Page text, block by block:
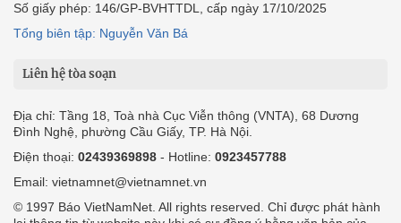
Số giấy phép: 146/GP-BVHTTDL, cấp ngày 17/10/2025
Tổng biên tập: Nguyễn Văn Bá
Liên hệ tòa soạn
Địa chỉ: Tầng 18, Toà nhà Cục Viễn thông (VNTA), 68 Dương
Đình Nghệ, phường Cầu Giấy, TP. Hà Nội.
Điện thoại: 02439369898 - Hotline: 0923457788
Email: vietnamnet@vietnamnet.vn
© 1997 Báo VietNamNet. All rights reserved. Chỉ được phát hành